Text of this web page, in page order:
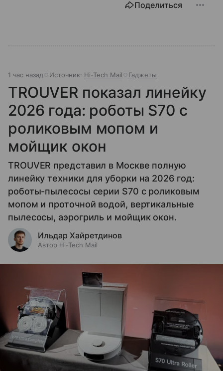
Поделиться
1 час назад Источник: Hi-Tech Mail Гаджеты
TROUVER показал линейку
2026 года: роботы S70 с
роликовым мопом и
мойщик окон
TROUVER представил в Москве полную
линейку техники для уборки на 2026 год:
роботы-пылесосы серии S70 с роликовым
мопом и проточной водой, вертикальные
пылесосы, аэрогриль и мойщик окон.
Ильдар Хайретдинов
Автор Hi-Tech Mail